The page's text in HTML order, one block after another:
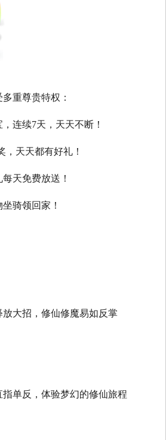
重尊贵特权：
连续7天，天天不断！
，天天都有好礼！
天免费放送！
骑领回家！
大招，修仙修魔易如反掌
单反，体验梦幻的修仙旅程